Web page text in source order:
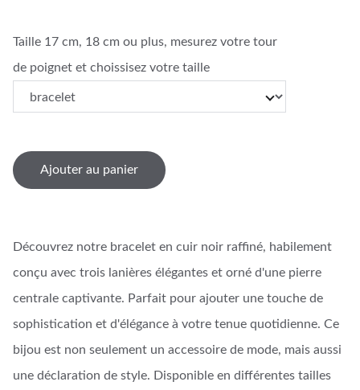
Taille 17 cm, 18 cm ou plus, mesurez votre tour
de poignet et choissisez votre taille
Ajouter au panier
Découvrez notre bracelet en cuir noir raffiné, habilement
conçu avec trois lanières élégantes et orné d'une pierre
centrale captivante. Parfait pour ajouter une touche de
sophistication et d'élégance à votre tenue quotidienne. Ce
bijou est non seulement un accessoire de mode, mais aussi
une déclaration de style. Disponible en différentes tailles